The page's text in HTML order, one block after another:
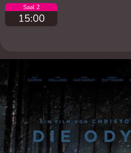
Saal 2
15:00